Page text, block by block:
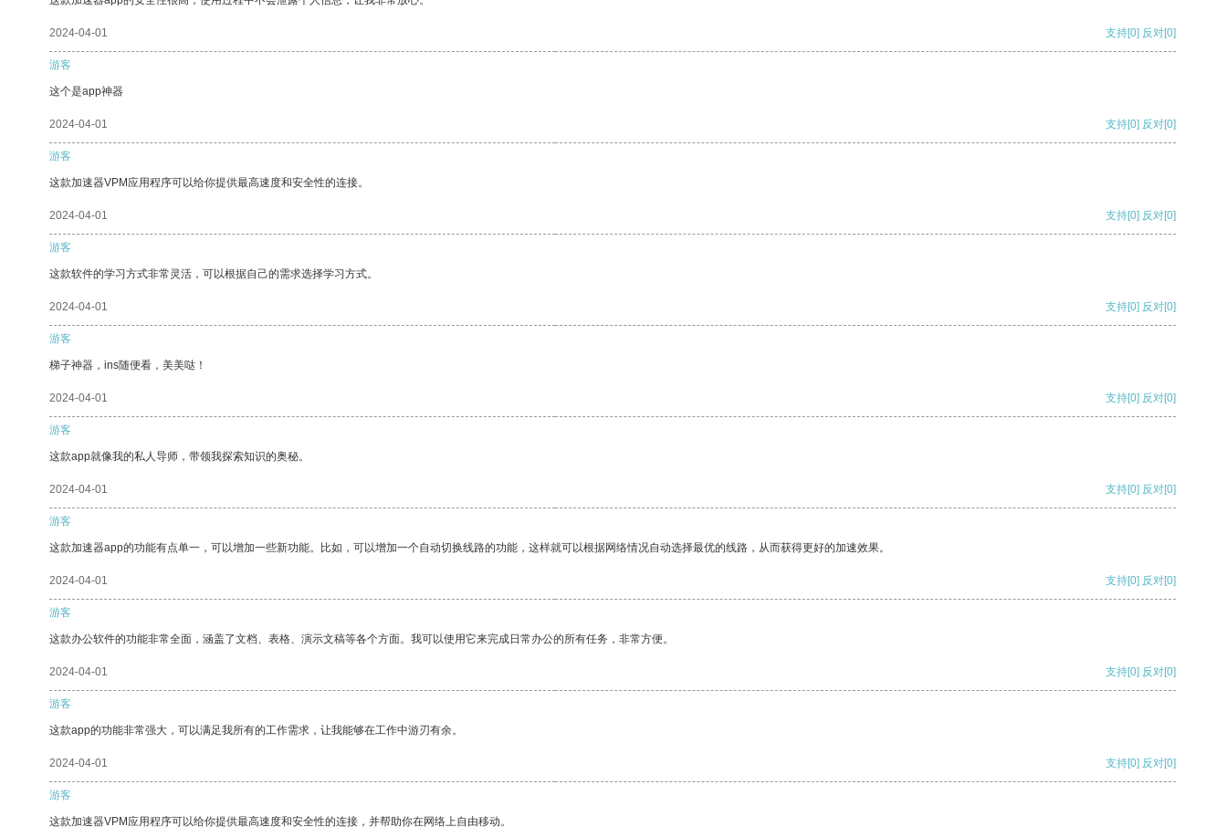
2024-04-01 支持[0] 反对[0]
游客
这个是app神器
2024-04-01 支持[0] 反对[0]
游客
这款加速器VPM应用程序可以给你提供最高速度和安全性的连接。
2024-04-01 支持[0] 反对[0]
游客
这款软件的学习方式非常灵活，可以根据自己的需求选择学习方式。
2024-04-01 支持[0] 反对[0]
游客
梯子神器，ins随便看，美美哒！
2024-04-01 支持[0] 反对[0]
游客
这款app就像我的私人导师，带领我探索知识的奥秘。
2024-04-01 支持[0] 反对[0]
游客
这款加速器app的功能有点单一，可以增加一些新功能。比如，可以增加一个自动切换线路的功能，这样就可以根据网络情况自动选择最优的线路，从而获得更好的加速效果。
2024-04-01 支持[0] 反对[0]
游客
这款办公软件的功能非常全面，涵盖了文档、表格、演示文稿等各个方面。我可以使用它来完成日常办公的所有任务，非常方便。
2024-04-01 支持[0] 反对[0]
游客
这款app的功能非常强大，可以满足我所有的工作需求，让我能够在工作中游刃有余。
2024-04-01 支持[0] 反对[0]
游客
这款加速器VPM应用程序可以给你提供最高速度和安全性的连接，并帮助你在网络上自由移动。